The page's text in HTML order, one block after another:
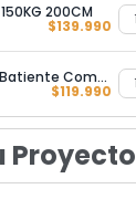
200CM
$139.990
Central Porton Batiente Comando 2 Hojas Hasta 120 Controles
$119.990
Proyecto